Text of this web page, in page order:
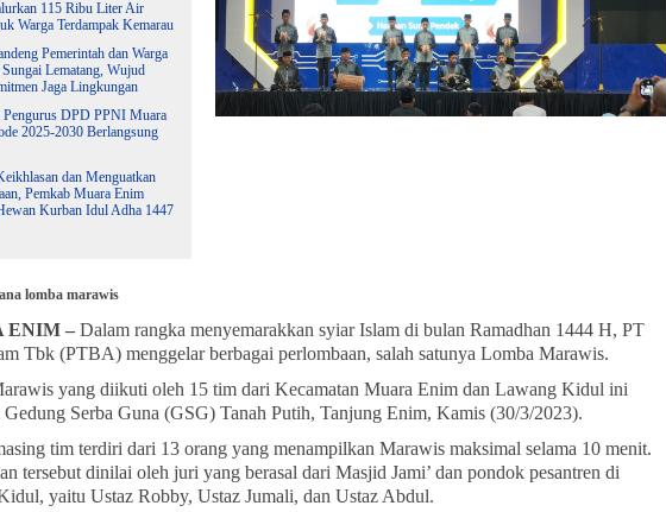
115 Ribu Liter Air
Warga Terdampak Kemarau
Pemerintah dan Warga
Lematang, Wujud
Jaga Lingkungan
Pengurus DPD PPNI Muara
2025-2030 Berlangsung
dan Menguatkan
Pemkab Muara Enim
Kurban Idul Adha 1447
lomba marawis
ENIM – Dalam rangka menyemarakkan syiar Islam di bulan Ramadhan 1444 H, PT
Tbk (PTBA) menggelar berbagai perlombaan, salah satunya Lomba Marawis.
yang diikuti oleh 15 tim dari Kecamatan Muara Enim dan Lawang Kidul ini
Serba Guna (GSG) Tanah Putih, Tanjung Enim, Kamis (30/3/2023).
tim terdiri dari 13 orang yang menampilkan Marawis maksimal selama 10 menit.
tersebut dinilai oleh juri yang berasal dari Masjid Jami’ dan pondok pesantren di
yaitu Ustaz Robby, Ustaz Jumali, dan Ustaz Abdul.